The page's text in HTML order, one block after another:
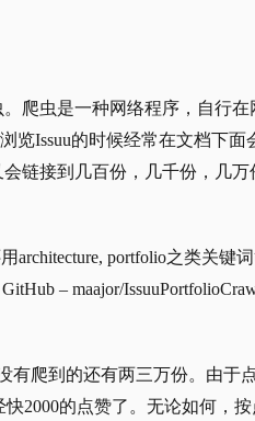
爬虫是一种网络程序，自行
览Issuu的时候经常在文档下面
链接到几百份，几千份，几万
portfolio之类关键
GitHub – maajor/
有爬到的还有两三万份。由于
2000的点赞了。无论如何，